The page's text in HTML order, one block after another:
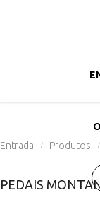
Entrada
/ Produtos /
PEDAIS